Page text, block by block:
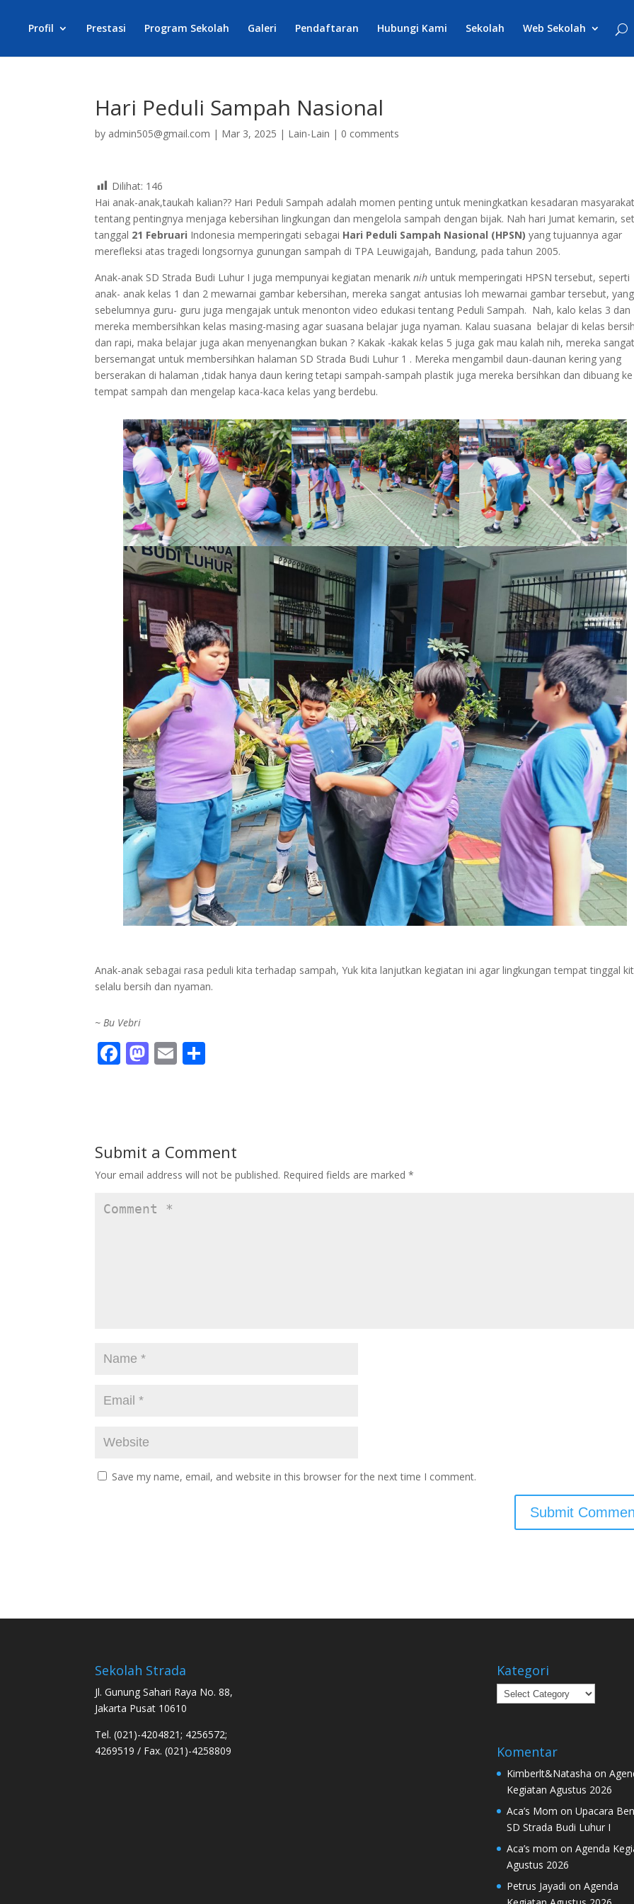
Profil Prestasi Program Sekolah Galeri Pendaftaran Hubungi Kami Sekolah Web Sekolah
Hari Peduli Sampah Nasional
by admin505@gmail.com | Mar 3, 2025 | Lain-Lain | 0 comments
Dilihat: 146
Hai anak-anak,taukah kalian?? Hari Peduli Sampah adalah momen penting untuk meningkatkan kesadaran
tentang pentingnya menjaga kebersihan lingkungan dan mengelola sampah dengan bijak. Nah hari Jumat kemarin,
tanggal 21 Februari Indonesia memperingati sebagai Hari Peduli Sampah Nasional (HPSN) yang tujuannya agar
merefleksi atas tragedi longsornya gunungan sampah di TPA Leuwigajah, Bandung, pada tahun 2005.
Anak-anak SD Strada Budi Luhur I juga mempunyai kegiatan menariknih untuk memperingati HPSN tersebut, seperti
anak- anak kelas 1 dan 2 mewarnai gambar kebersihan, mereka sangat antusias loh mewarnai gambar tersebut, yang
sebelumnya guru- guru juga mengajak untuk menonton video edukasi tentang Peduli Sampah. Nah, kalo kelas 3 dan
mereka membersihkan kelas masing-masing agar suasana belajar juga nyaman. Kalau suasana belajar di kelas
dan rapi, maka belajar juga akan menyenangkan bukan ? Kakak -kakak kelas 5 juga gak mau kalah nih, mereka
bersemangat untuk membersihkan halaman SD Strada Budi Luhur 1 . Mereka mengambil daun-daunan kering yang
berserakan di halaman ,tidak hanya daun kering tetapi sampah-sampah plastik juga mereka bersihkan dan dibuang ke
tempat sampah dan mengelap kaca-kaca kelas yang berdebu.
Anak-anak sebagai rasa peduli kita terhadap sampah, Yuk kita lanjutkan kegiatan ini agar lingkungan tempat tinggal
selalu bersih dan nyaman.
~ Bu Vebri
F
o
o
k
M
o
n
E
Submit a Comment
Your email address will not be published. Required fields are marked*
Save my name, email, and website in this browser for the next time I comment.
Sekolah Strada
Jl. Gunung Sahari Raya No. 88,
Jakarta Pusat 10610
Tel. (021)-4204821; 4256572;
4269519 / Fax. (021)-4258809
Kategori
Kategori
Komentar
Kimberlt&Natasha on
Kegiatan Agustus 2026
Aca’s Mom on Upacara
SD Strada Budi Luhur I
Aca’s mom on Agenda
Agustus 2026
Petrus Jayadi on Agenda